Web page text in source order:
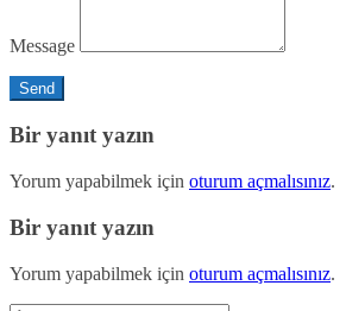
Message
Bir yanıt yazın
Yorum yapabilmek için oturum açmalısınız.
Bir yanıt yazın
Yorum yapabilmek için oturum açmalısınız.